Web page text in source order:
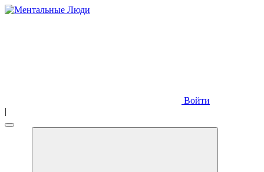
Войти
|